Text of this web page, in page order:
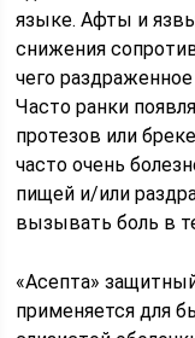
языке. Афты и
снижения
чего
Часто ранки
протезов или
часто очень
пищей и/или
вызывать боль в
«Асепта»
применяется для